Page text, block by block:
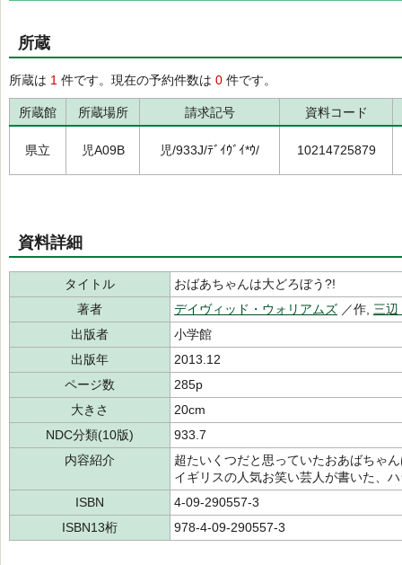
所蔵
所蔵は 1 件です。現在の予約件数は 0 件です。
所蔵館 所蔵場所 請求記号 資料コード
県立 児A09B 児/933J/ﾃﾞｲｳﾞｲ*ｳ/ 10214725879
資料詳細
タイトル
おばあちゃんは大どろぼう?!
著者
デイヴィッド・ウォリアムズ ／作, 三辺
出版者
小学館
出版年
2013.12
ページ数
285p
大きさ
20cm
NDC分類(10版)
933.7
内容紹介
超たいくつだと思っていたおあばちゃ
イギリスの人気お笑い芸人が書いた、
ISBN
4-09-290557-3
ISBN13桁
978-4-09-290557-3